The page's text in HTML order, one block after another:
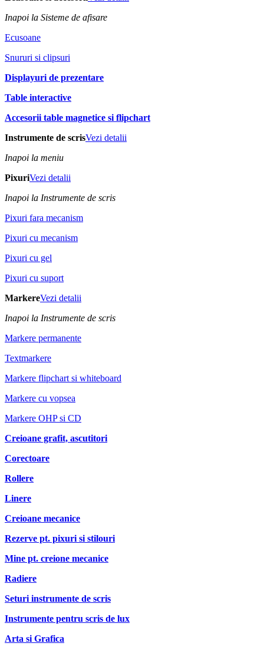
Inapoi la Sisteme de afisare
Ecusoane
Snururi si clipsuri
Displayuri de prezentare
Table interactive
Accesorii table magnetice si flipchart
Instrumente de scrisVezi detalii
Inapoi la meniu
PixuriVezi detalii
Inapoi la Instrumente de scris
Pixuri fara mecanism
Pixuri cu mecanism
Pixuri cu gel
Pixuri cu suport
MarkereVezi detalii
Inapoi la Instrumente de scris
Markere permanente
Textmarkere
Markere flipchart si whiteboard
Markere cu vopsea
Markere OHP si CD
Creioane grafit, ascutitori
Corectoare
Rollere
Linere
Creioane mecanice
Rezerve pt. pixuri si stilouri
Mine pt. creione mecanice
Radiere
Seturi instrumente de scris
Instrumente pentru scris de lux
Arta si Grafica